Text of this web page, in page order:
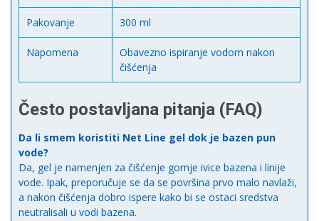
Pakovanje 300 ml
Napomena
Obavezno ispiranje vodom nakon
čišćenja
Često postavljana pitanja (FAQ)
Da li smem koristiti Net Line gel dok je bazen pun
vode?
Da, gel je namenjen za čišćenje gornje ivice bazena i linije
vode. Ipak, preporučuje se da se površina prvo malo navlaži,
a nakon čišćenja dobro ispere kako bi se ostaci sredstva
neutralisali u vodi bazena.